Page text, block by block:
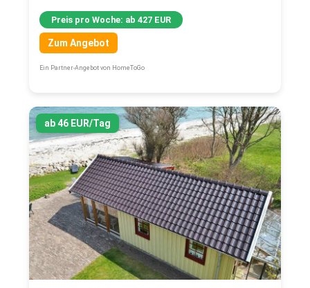
Preis pro Woche: ab 427 EUR
Zum Angebot
Ein Partner-Angebot von HomeToGo
ab 46 EUR/Tag